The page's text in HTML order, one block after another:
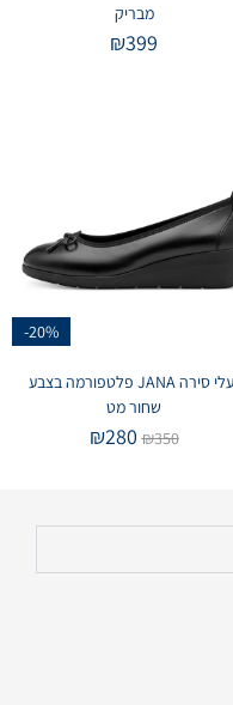
מבריק
₪399
-20%
נעלי סירה JANA פלטפורמה בצבע
שחור מט
₪350
₪280